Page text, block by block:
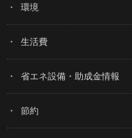
環境
生活費
省エネ設備・助成金情報
節約